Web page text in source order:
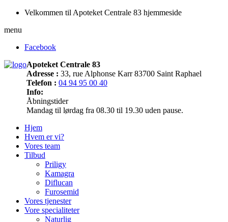
Velkommen til Apoteket Centrale 83 hjemmeside
menu
Facebook
Apoteket Centrale 83
Adresse : 33, rue Alphonse Karr 83700 Saint Raphael
Telefon : 04 94 95 00 40
Info:
Åbningstider
Mandag til lørdag fra 08.30 til 19.30 uden pause.
Hjem
Hvem er vi?
Vores team
Tilbud
Priligy
Kamagra
Diflucan
Furosemid
Vores tjenester
Vore specialiteter
Naturlig